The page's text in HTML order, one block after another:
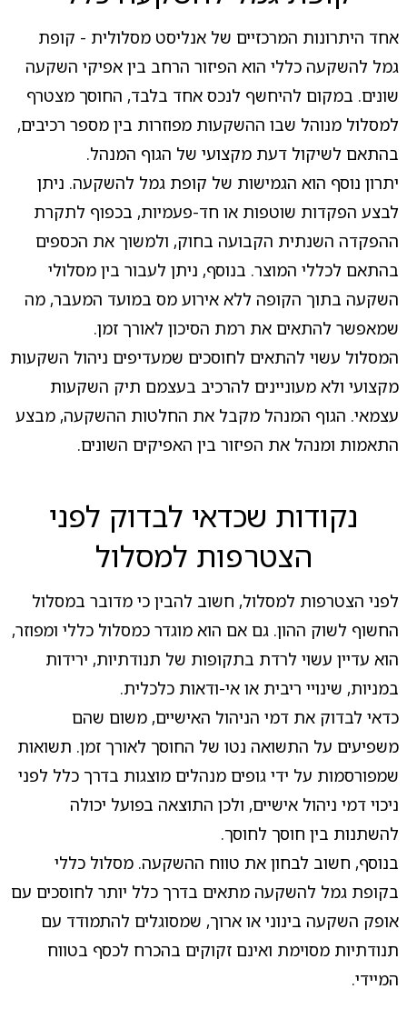
אחד היתרונות המרכזיים של אנליסט מסלולית - קופת
גמל להשקעה כללי הוא הפיזור הרחב בין אפיקי השקעה
שונים. במקום להיחשף לנכס אחד בלבד, החוסך מצטרף
למסלול מנוהל שבו ההשקעות מפוזרות בין מספר רכיבים,
בהתאם לשיקול דעת מקצועי של הגוף המנהל.
יתרון נוסף הוא הגמישות של קופת גמל להשקעה. ניתן
לבצע הפקדות שוטפות או חד-פעמיות, בכפוף לתקרת
ההפקדה השנתית הקבועה בחוק, ולמשוך את הכספים
בהתאם לכללי המוצר. בנוסף, ניתן לעבור בין מסלולי
השקעה בתוך הקופה ללא אירוע מס במועד המעבר, מה
שמאפשר להתאים את רמת הסיכון לאורך זמן.
המסלול עשוי להתאים לחוסכים שמעדיפים ניהול השקעות
מקצועי ולא מעוניינים להרכיב בעצמם תיק השקעות
עצמאי. הגוף המנהל מקבל את החלטות ההשקעה, מבצע
התאמות ומנהל את הפיזור בין האפיקים השונים.
נקודות שכדאי לבדוק לפני
הצטרפות למסלול
לפני הצטרפות למסלול, חשוב להבין כי מדובר במסלול
החשוף לשוק ההון. גם אם הוא מוגדר כמסלול כללי ומפוזר,
הוא עדיין עשוי לרדת בתקופות של תנודתיות, ירידות
במניות, שינויי ריבית או אי-ודאות כלכלית.
כדאי לבדוק את דמי הניהול האישיים, משום שהם
משפיעים על התשואה נטו של החוסך לאורך זמן. תשואות
שמפורסמות על ידי גופים מנהלים מוצגות בדרך כלל לפני
ניכוי דמי ניהול אישיים, ולכן התוצאה בפועל יכולה
להשתנות בין חוסך לחוסך.
בנוסף, חשוב לבחון את טווח ההשקעה. מסלול כללי
בקופת גמל להשקעה מתאים בדרך כלל יותר לחוסכים עם
אופק השקעה בינוני או ארוך, שמסוגלים להתמודד עם
תנודתיות מסוימת ואינם זקוקים בהכרח לכסף בטווח
המיידי.